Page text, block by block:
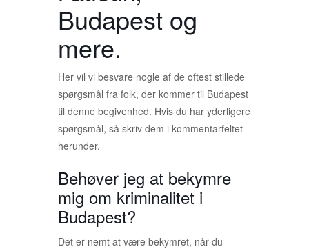
Budapest og
mere.
Her vil vi besvare nogle af de oftest stillede
spørgsmål fra folk, der kommer til Budapest
til denne begivenhed. Hvis du har yderligere
spørgsmål, så skriv dem i kommentarfeltet
herunder.
Behøver jeg at bekymre
mig om kriminalitet i
Budapest?
Det er nemt at være bekymret, når du